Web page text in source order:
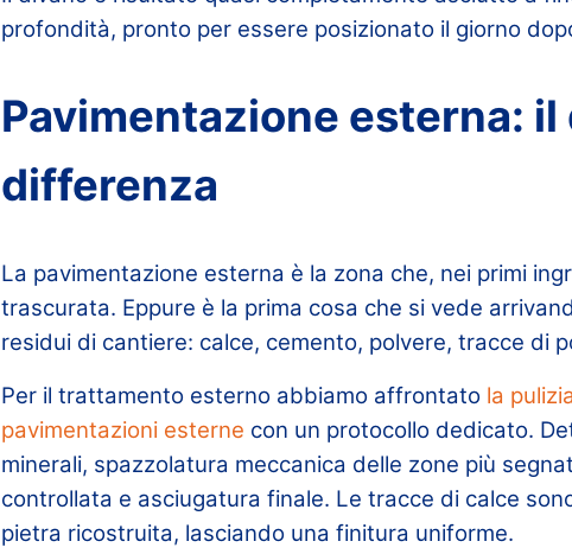
profondità, pronto per essere posizionato il giorno
Pavimentazione esterna:
differenza
La pavimentazione esterna è la zona che, nei primi
trascurata. Eppure è la prima cosa che si vede
residui di cantiere: calce, cemento, polvere, tracce di
Per il trattamento esterno abbiamo affrontato la
pavimentazioni esterne con un protocollo dedicato.
minerali, spazzolatura meccanica delle zone più
controllata e asciugatura finale. Le tracce di calce
pietra ricostruita, lasciando una finitura uniforme.